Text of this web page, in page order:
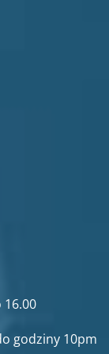
16.00
godziny 10pm